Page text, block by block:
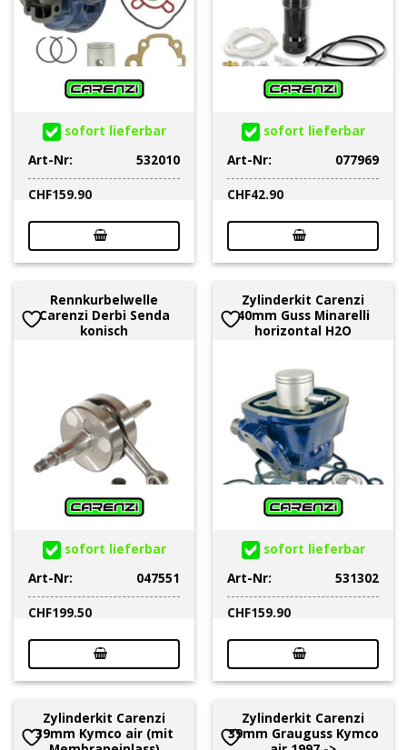
sofort lieferbar
Art-Nr:
532010
CHF159.90
sofort lieferbar
Art-Nr:
077969
CHF42.90
Rennkurbelwelle
Carenzi Derbi Senda
konisch
sofort lieferbar
Art-Nr:
047551
CHF199.50
Zylinderkit Carenzi
40mm Guss Minarelli
horizontal H2O
sofort lieferbar
Art-Nr:
531302
CHF159.90
Zylinderkit Carenzi
39mm Kymco air (mit
Zylinderkit Carenzi
39mm Grauguss Kymco